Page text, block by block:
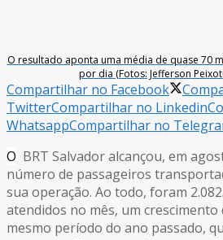
O resultado aponta uma média de quase 70
por dia (Fotos: Jefferson
Compartilhar no Facebook
TwitterCompartilhar no Linkedin
WhatsappCompartilhar no
O BRT Salvador alcançou, em
número de passageiros
sua operação. Ao todo, foram
atendidos no mês, um crescimento
mesmo período do ano passado,